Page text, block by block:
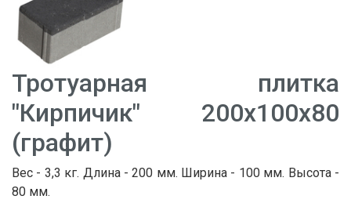
Тротуарная плитка
"Кирпичик" 200х100х80
(графит)
Вес - 3,3 кг. Длина - 200 мм. Ширина - 100 мм. Высота -
80 мм.